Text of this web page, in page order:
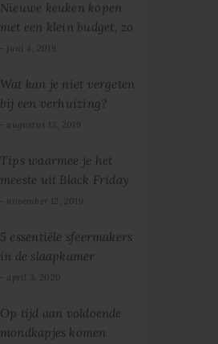
Nieuwe keuken kopen
met een klein budget, zo
pak je dat aan!
juni 4, 2019
Wat kan je niet vergeten
bij een verhuizing?
augustus 13, 2019
Tips waarmee je het
meeste uit Black Friday
haalt
november 12, 2019
5 essentiële sfeermakers
in de slaapkamer
april 3, 2020
Op tijd aan voldoende
mondkapjes komen